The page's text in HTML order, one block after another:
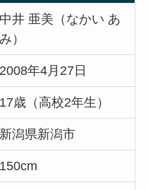
中井 亜美（なかい あ
み）
2008年4月27日
17歳（高校2年生）
新潟県新潟市
150cm